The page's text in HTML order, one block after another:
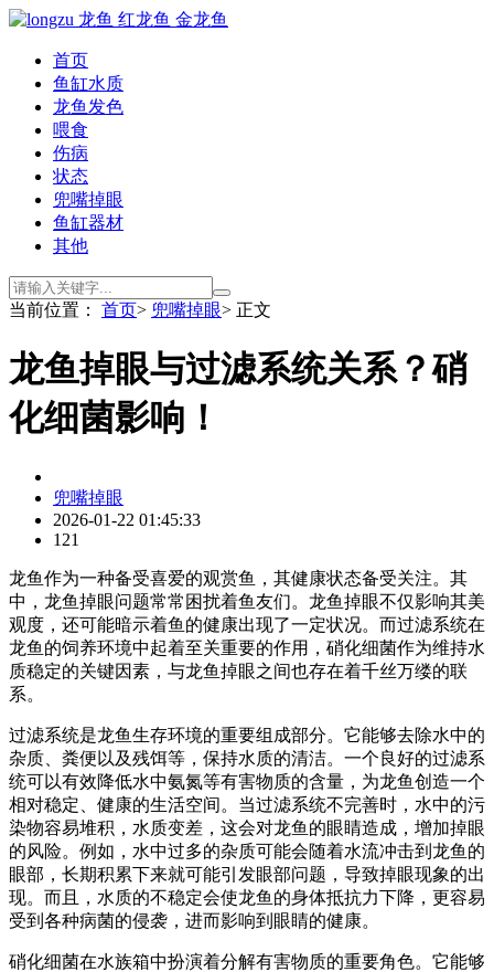
首页
鱼缸水质
龙鱼发色
喂食
伤病
状态
兜嘴掉眼
鱼缸器材
其他
当前位置： 首页> 兜嘴掉眼> 正文
龙鱼掉眼与过滤系统关系？硝
化细菌影响！
兜嘴掉眼
2026-01-22 01:45:33
121
龙鱼作为一种备受喜爱的观赏鱼，其健康状态备受关注。其
中，龙鱼掉眼问题常常困扰着鱼友们。龙鱼掉眼不仅影响其美
观度，还可能暗示着鱼的健康出现了一定状况。而过滤系统在
龙鱼的饲养环境中起着至关重要的作用，硝化细菌作为维持水
质稳定的关键因素，与龙鱼掉眼之间也存在着千丝万缕的联
系。
过滤系统是龙鱼生存环境的重要组成部分。它能够去除水中的
杂质、粪便以及残饵等，保持水质的清洁。一个良好的过滤系
统可以有效降低水中氨氮等有害物质的含量，为龙鱼创造一个
相对稳定、健康的生活空间。当过滤系统不完善时，水中的污
染物容易堆积，水质变差，这会对龙鱼的眼睛造成，增加掉眼
的风险。例如，水中过多的杂质可能会随着水流冲击到龙鱼的
眼部，长期积累下来就可能引发眼部问题，导致掉眼现象的出
现。而且，水质的不稳定会使龙鱼的身体抵抗力下降，更容易
受到各种病菌的侵袭，进而影响到眼睛的健康。
硝化细菌在水族箱中扮演着分解有害物质的重要角色。它能够